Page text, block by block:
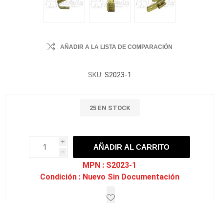
AÑADIR A LA LISTA DE COMPARACIÓN
SKU: S2023-1
25 EN STOCK
i
h
h
AÑADIR AL CARRITO
MPN : S2023-1
Condición : Nuevo Sin Documentación